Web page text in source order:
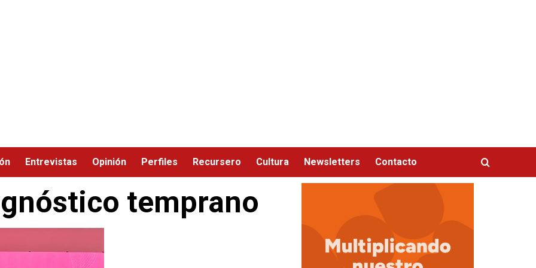
Entrevistas Opinión Perfiles Recursero Cultura Newsletters Contacto
temprano